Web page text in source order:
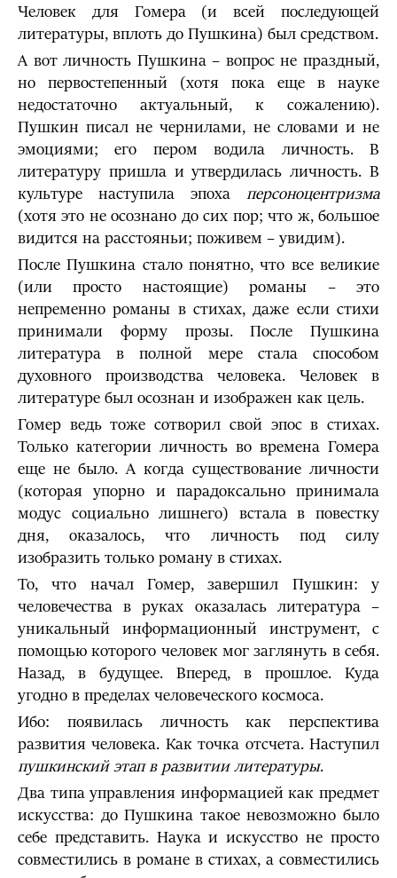
Человек для Гомера (и всей последующей
литературы, вплоть до Пушкина) был средством.
А вот личность Пушкина – вопрос не праздный,
но первостепенный (хотя пока еще в науке
недостаточно актуальный, к сожалению).
Пушкин писал не чернилами, не словами и не
эмоциями; его пером водила личность. В
литературу пришла и утвердилась личность. В
культуре наступила эпоха персоноцентризма
(хотя это не осознано до сих пор; что ж, большое
видится на расстояньи; поживем – увидим).
После Пушкина стало понятно, что все великие
(или просто настоящие) романы – это
непременно романы в стихах, даже если стихи
принимали форму прозы. После Пушкина
литература в полной мере стала способом
духовного производства человека. Человек в
литературе был осознан и изображен как цель.
Гомер ведь тоже сотворил свой эпос в стихах.
Только категории личность во времена Гомера
еще не было. А когда существование личности
(которая упорно и парадоксально принимала
модус социально лишнего) встала в повестку
дня, оказалось, что личность под силу
изобразить только роману в стихах.
То, что начал Гомер, завершил Пушкин: у
человечества в руках оказалась литература –
уникальный информационный инструмент, с
помощью которого человек мог заглянуть в себя.
Назад, в будущее. Вперед, в прошлое. Куда
угодно в пределах человеческого космоса.
Ибо: появилась личность как перспектива
развития человека. Как точка отсчета. Наступил
пушкинский этап в развитии литературы.
Два типа управления информацией как предмет
искусства: до Пушкина такое невозможно было
себе представить. Наука и искусство не просто
совместились в романе в стихах, а совместились